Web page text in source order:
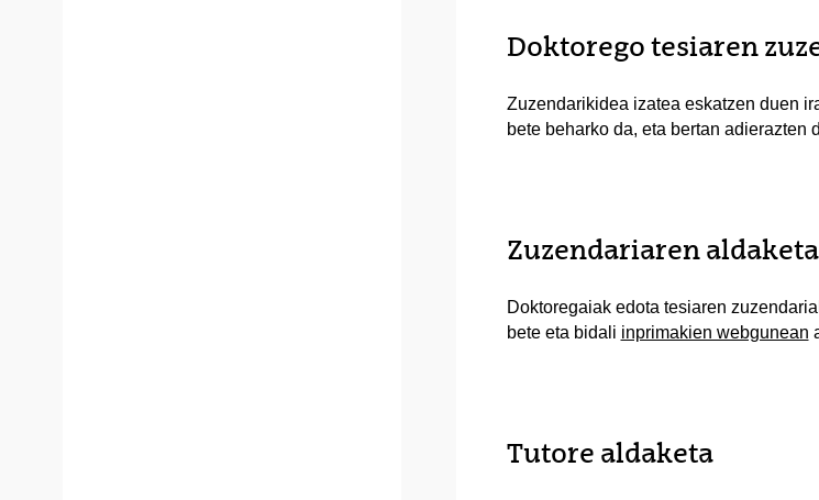
Doktorego tesiaren
Zuzendarikidea izatea eskatzen duen
bete beharko da, eta bertan adierazten
Zuzendariaren aldaketa
Doktoregaiak edota tesiaren
bete eta bidali inprimakien webgunean
Tutore aldaketa